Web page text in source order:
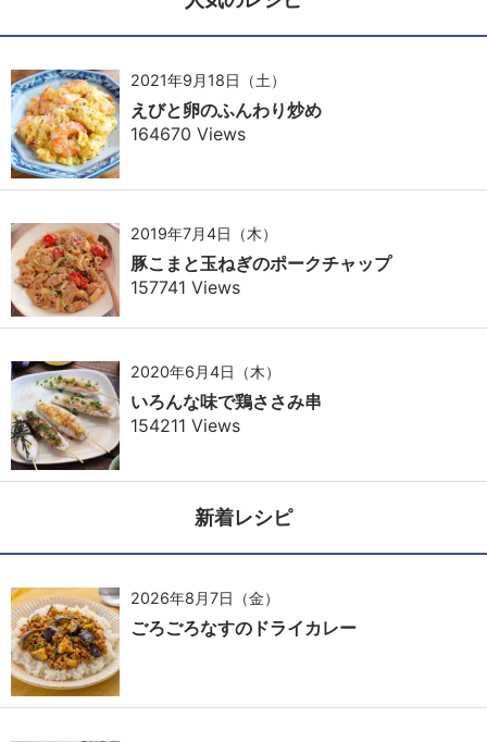
2021年9月18日（土）
えびと卵のふんわり炒め
164670 Views
2019年7月4日（木）
豚こまと玉ねぎのポークチャップ
157741 Views
2020年6月4日（木）
いろんな味で鶏ささみ串
154211 Views
新着レシピ
2026年8月7日（金）
ごろごろなすのドライカレー